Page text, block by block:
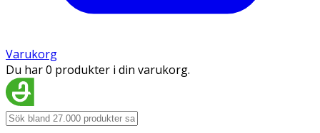
Varukorg
Du har 0 produkter i din varukorg.